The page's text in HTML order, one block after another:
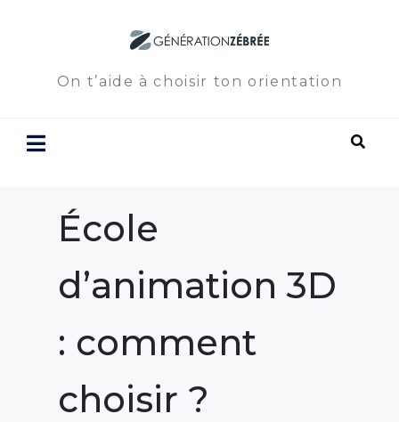
On t’aide à choisir ton orientation
École
d’animation 3D
: comment
choisir ?